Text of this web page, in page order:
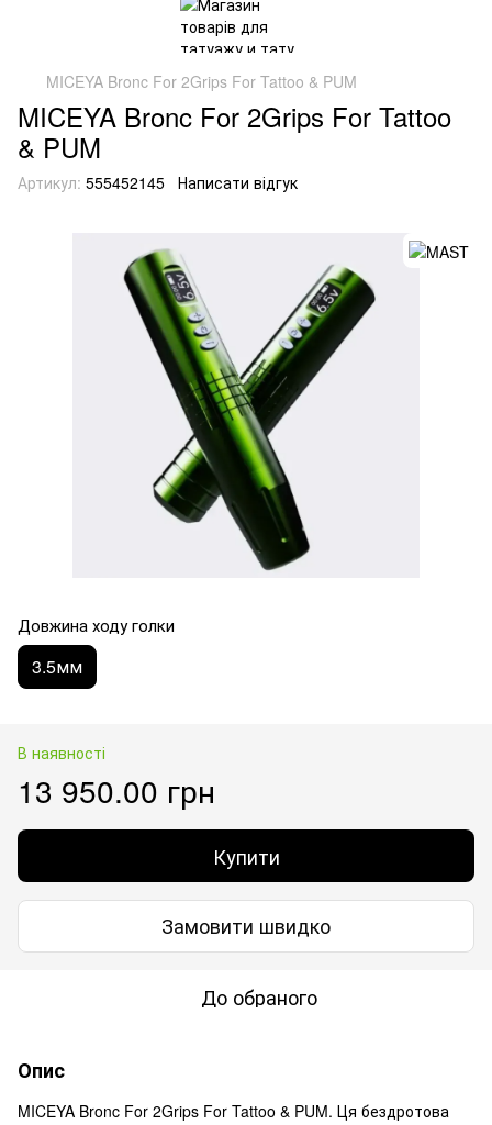
MICEYA Bronc For 2Grips For Tattoo & PUM
MICEYA Bronc For 2Grips For Tattoo
& PUM
Артикул: 555452145 Написати відгук
Довжина ходу голки
3.5мм
В наявності
13 950.00 грн
Купити
Замовити швидко
До обраного
Опис
MICEYA Bronc For 2Grips For Tattoo & PUM. Ця бездротова